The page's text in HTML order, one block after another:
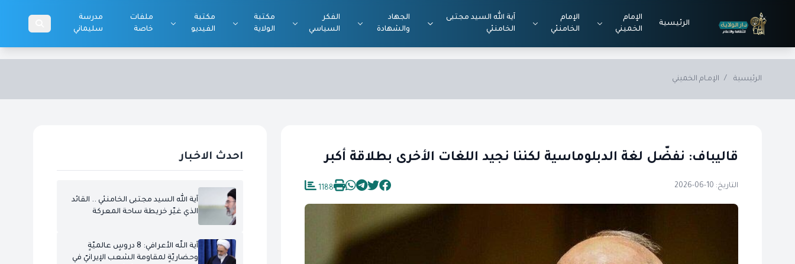
الرئيسية
الإمام
الخميني
الإمام
الخامنئي
آية الله السيد مجتبى
الخامنئي
الجهاد
والشهادة
الفكر
السياسي
مكتبة
الولاية
مكتبة
الفيديو
ملفات
خاصة
مدرسة
سليماني
الرئيسية / الإمـام الخميني
قاليباف: نفضّل لغة الدبلوماسية لكننا نجيد اللغات الأخرى بطلاقة أكبر
التاريخ: 10-06-2026 1188
احدث الاخبار
آية الله السيد مجتبى الخامنئي .. القائد
الذي غيّر خريطة ساحة المعركة
آية اللّه الأعرافي: 8 دروسٍ عالميّةٍ
وحضاريّةٍ لمقاومة الشعب الإيرانيّ في